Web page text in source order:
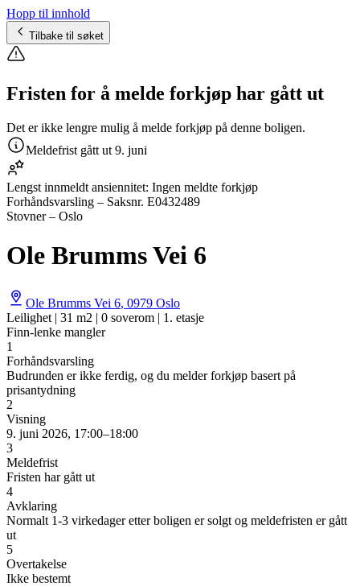
Hopp til innhold
Tilbake til søket
Fristen for å melde forkjøp har gått ut
Det er ikke lengre mulig å melde forkjøp på denne boligen.
Meldefrist gått ut 9. juni
Lengst innmeldt ansiennitet: Ingen meldte forkjøp
Forhåndsvarsling – Saksnr. E0432489
Stovner – Oslo
Ole Brumms Vei 6
Ole Brumms Vei 6, 0979 Oslo
Leilighet | 31 m2 | 0 soverom | 1. etasje
Finn-lenke mangler
1
Forhåndsvarsling
Budrunden er ikke ferdig, og du melder forkjøp basert på
prisantydning
2
Visning
9. juni 2026, 17:00–18:00
3
Meldefrist
Fristen har gått ut
4
Avklaring
Normalt 1-3 virkedager etter boligen er solgt og meldefristen er gått
ut
5
Overtakelse
Ikke bestemt